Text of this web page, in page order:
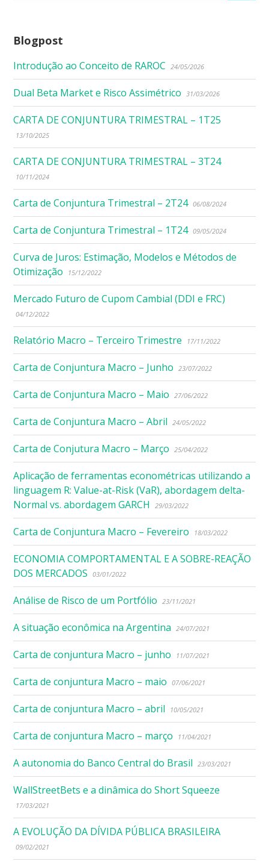
Blogpost
Introdução ao Conceito de RAROC 24/05/2026
Dual Beta Market e Risco Assimétrico 31/03/2026
CARTA DE CONJUNTURA TRIMESTRAL – 1T25
13/10/2025
CARTA DE CONJUNTURA TRIMESTRAL – 3T24
10/11/2024
Carta de Conjuntura Trimestral – 2T24 06/08/2024
Carta de Conjuntura Trimestral – 1T24 09/05/2024
Curva de Juros: Estimação, Modelos e Métodos de
Otimização
15/12/2022
Mercado Futuro de Cupom Cambial (DDI e FRC)
04/12/2022
Relatório Macro – Terceiro Trimestre 17/11/2022
Carta de Conjuntura Macro – Junho 23/07/2022
Carta de Conjuntura Macro – Maio 27/06/2022
Carta de Conjuntura Macro – Abril 24/05/2022
Carta de Conjutura Macro – Março 25/04/2022
Aplicação de ferramentas econométricas utilizando a
linguagem R: Value-at-Risk (VaR), abordagem delta-
Normal vs. abordagem GARCH
29/03/2022
Carta de Conjuntura Macro – Fevereiro 18/03/2022
ECONOMIA COMPORTAMENTAL E A SOBRE-REAÇÃO
DOS MERCADOS
03/01/2022
Análise de Risco de um Portfólio 23/11/2021
A situação econômica na Argentina 24/07/2021
Carta de conjuntura Macro – junho 11/07/2021
Carta de conjuntura Macro – maio 07/06/2021
Carta de conjuntura Macro – abril 10/05/2021
Carta de conjuntura Macro – março 11/04/2021
A autonomia do Banco Central do Brasil 23/03/2021
WallStreetBets e a dinâmica do Short Squeeze
17/03/2021
A EVOLUÇÃO DA DÍVIDA PÚBLICA BRASILEIRA
09/02/2021